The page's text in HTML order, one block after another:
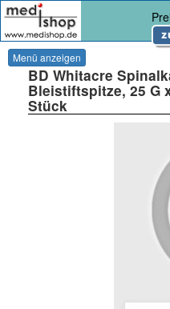
Menü anzeigen
BD Whitacre
Bleistiftspitze, 25 G
Stück